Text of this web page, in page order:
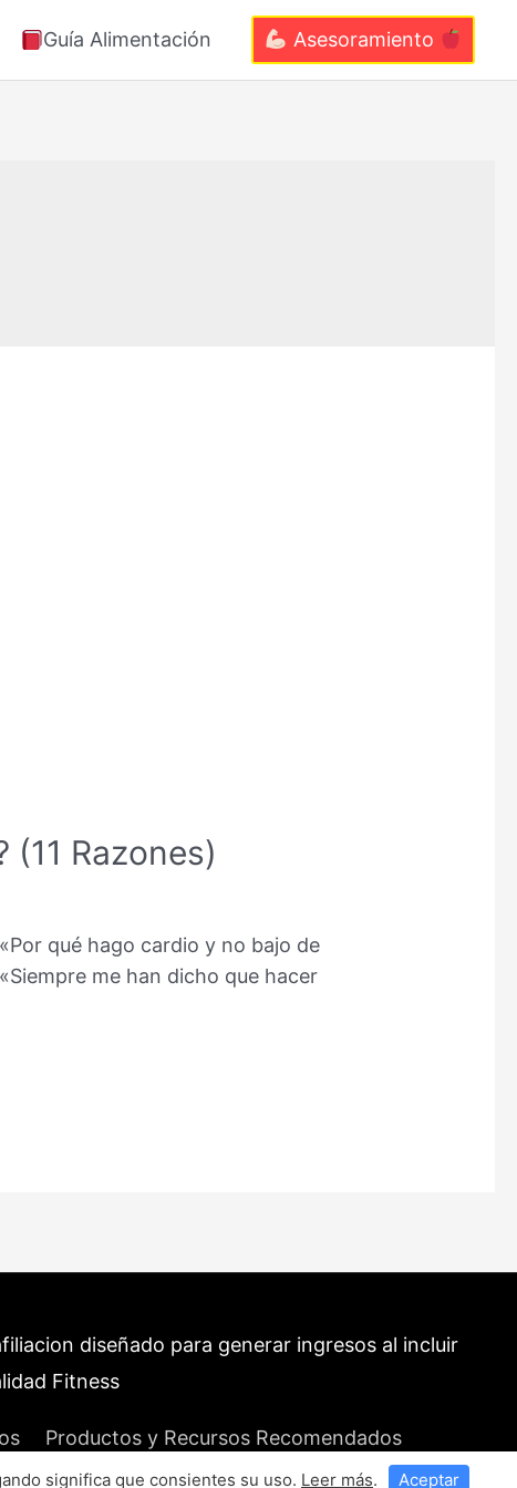
Guía Alimentación Asesoramiento
Razones)
qué hago cardio y no bajo de
me han dicho que hacer
diseñado para generar ingresos al incluir
Fitness
Productos y Recursos Recomendados
significa que consientes su uso. Leer más. Aceptar